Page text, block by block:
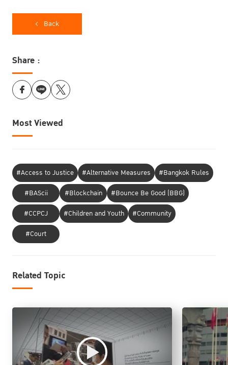
Back
Share :
Most Viewed
#Access to Justice #Alternative Measures
#Bangkok Rules
#BAScii
#Blockchain
#Bounce Be Good (BBG)
#CCPCJ
#Children and Youth
#Community
#Court
Related Topic